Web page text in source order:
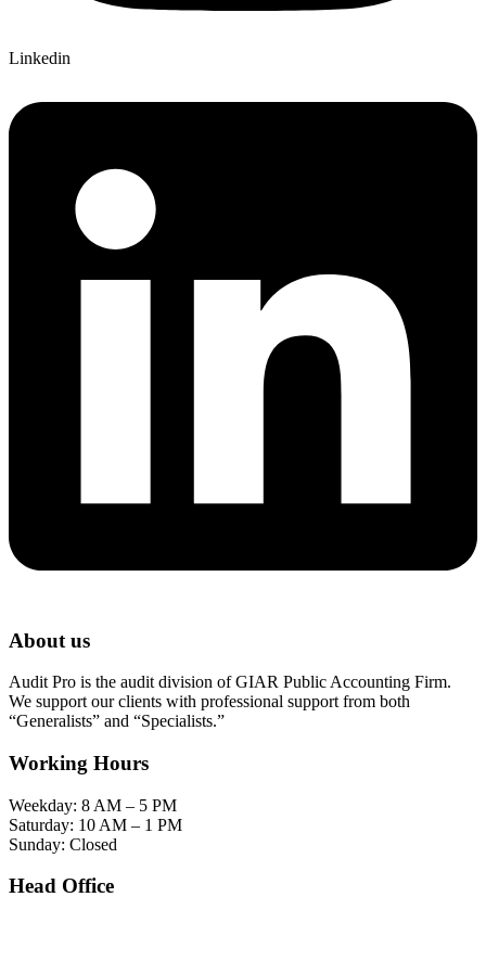
Linkedin
About us
Audit Pro is the audit division of GIAR Public Accounting Firm.
We support our clients with professional support from both
“Generalists” and “Specialists.”
Working Hours
Weekday: 8 AM – 5 PM
Saturday: 10 AM – 1 PM
Sunday: Closed
Head Office